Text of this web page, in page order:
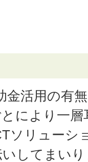
金活用の有
により一
ソリューシ
してまい